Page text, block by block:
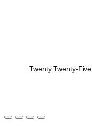
Twenty Twenty-Five